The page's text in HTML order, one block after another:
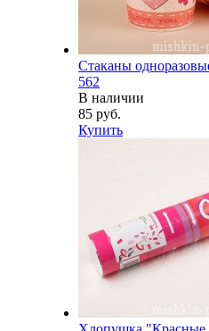
Стаканы
562
В наличии
85 руб.
Купить